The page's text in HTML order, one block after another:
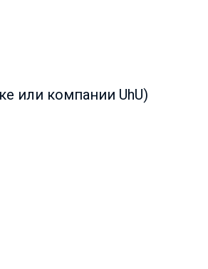
или компании UhU)